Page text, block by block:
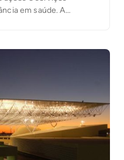
em saúde. A
desenvolvidos pelas